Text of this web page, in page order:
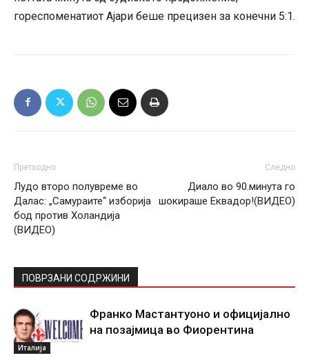
гореспоменатиот Ајари беше прецизен за конечни 5:1.
Претходно
Лудо второ полувреме во
Далас: „Самураите“ изборија
бод против Холандија
(ВИДЕО)
Следно
Диало во 90.минута го
шокираше Еквадор!(ВИДЕО)
ПОВРЗАНИ СОДРЖИНИ
Италија
Франко Мастантуоно и официјално
на позајмица во Фиорентина